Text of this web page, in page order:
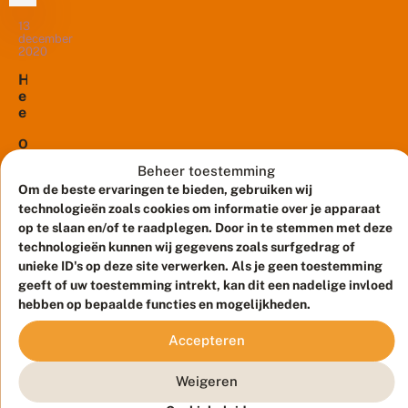
Beheer toestemming
Om de beste ervaringen te bieden, gebruiken wij
technologieën zoals cookies om informatie over je apparaat
op te slaan en/of te raadplegen. Door in te stemmen met deze
technologieën kunnen wij gegevens zoals surfgedrag of
unieke ID's op deze site verwerken. Als je geen toestemming
geeft of uw toestemming intrekt, kan dit een nadelige invloed
hebben op bepaalde functies en mogelijkheden.
Accepteren
Weigeren
a
t
a
b
i
e
d
e
n
z
c
h
t
o
p
m
i
c
o
-
h
b
gedetailleerde
3D-
opnames
het
landschap.
van
Universiteit
van
Amsterdam
en
De
Vlinderstichting
hebben
deze
data
gebruikt
om
13
december
2020
H
e
e
t
b
o
s
p
a
r
e
l
m
o
e
r
v
Ooit
de
bosparelmoervlinder
op
de
zandgronden
op
veel
plekken
voor.
De
van